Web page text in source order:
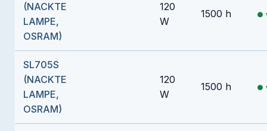
(NACKTE
LAMPE,
OSRAM)
120
W
1500 h
SL705S
(NACKTE
LAMPE,
OSRAM)
120
W
1500 h